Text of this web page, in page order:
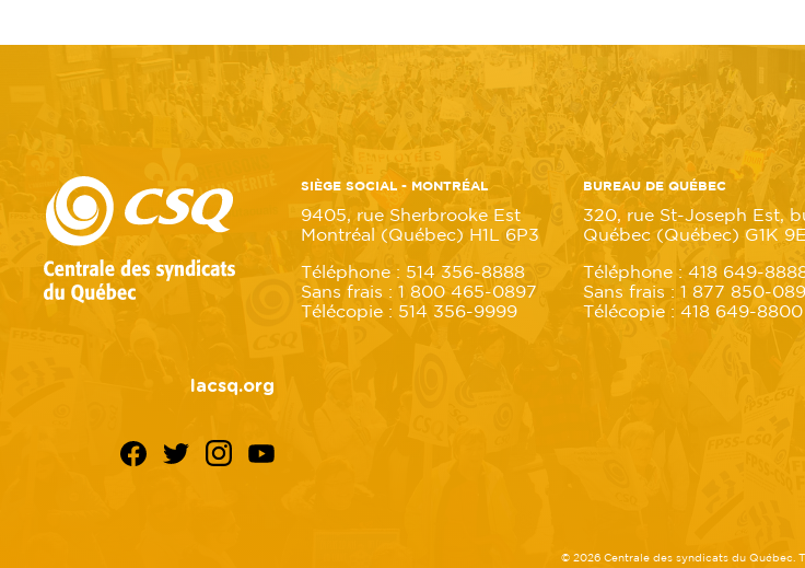
SIÈGE SOCIAL - MONTRÉAL
9405, rue Sherbrooke Est
Montréal (Québec) H1L 6P3
Téléphone : 514 356-8888
Sans frais : 1 800 465-0897
Télécopie : 514 356-9999
BUREAU DE QUÉBEC
320, rue St-Joseph Est,
Québec (Québec) G1K
Téléphone : 418 649-
Sans frais : 1 877 850-
Télécopie : 418 649-8800
lacsq.org
© 2026 Centrale des syndicats du Québec.